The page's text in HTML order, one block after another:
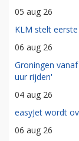
05 aug 26
KLM stelt
06 aug 26
Groningen
uur rijden'
04 aug 26
easyJet wordt
06 aug 26